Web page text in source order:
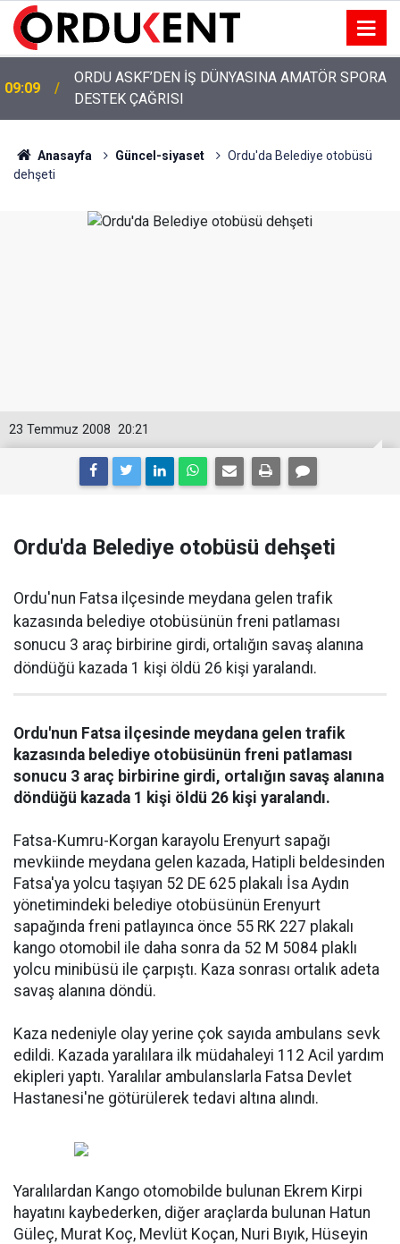
13:00
YUH ARTIK! KARLIBEL, TURİZM BAHANESİYLE
AKYAZI'DA IŞGALCİLERİ SAVUNUYOR!
Anasayfa Güncel-siyaset
Ordu'da Belediye otobüsü
dehşeti
20:21
23 Temmuz 2008
Ordu'da Belediye otobüsü dehşeti
Ordu'nun Fatsa ilçesinde meydana gelen trafik
kazasında belediye otobüsünün freni patlaması
sonucu 3 araç birbirine girdi, ortalığın savaş alanına
döndüğü kazada 1 kişi öldü 26 kişi yaralandı.
Ordu'nun Fatsa ilçesinde meydana gelen trafik
kazasında belediye otobüsünün freni patlaması
sonucu 3 araç birbirine girdi, ortalığın savaş alanına
döndüğü kazada 1 kişi öldü 26 kişi yaralandı.
Fatsa-Kumru-Korgan karayolu Erenyurt sapağı
mevkiinde meydana gelen kazada, Hatipli beldesinden
Fatsa'ya yolcu taşıyan 52 DE 625 plakalı İsa Aydın
yönetimindeki belediye otobüsünün Erenyurt
sapağında freni patlayınca önce 55 RK 227 plakalı
kango otomobil ile daha sonra da 52 M 5084 plaklı
yolcu minibüsü ile çarpıştı. Kaza sonrası ortalık adeta
savaş alanına döndü.
Kaza nedeniyle olay yerine çok sayıda ambulans sevk
edildi. Kazada yaralılara ilk müdahaleyi 112 Acil yardım
ekipleri yaptı. Yaralılar ambulanslarla Fatsa Devlet
Hastanesi'ne götürülerek tedavi altına alındı.
Yaralılardan Kango otomobilde bulunan Ekrem Kirpi
hayatını kaybederken, diğer araçlarda bulunan Hatun
Güleç, Murat Koç, Mevlüt Koçan, Nuri Bıyık, Hüseyin